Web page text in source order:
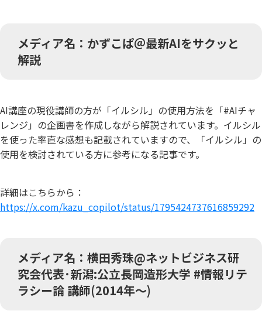
メディア名：かずこぱ＠最新AIをサクッと
解説
AI講座の現役講師の方が「イルシル」の使用方法を「#AIチャ
レンジ」の企画書を作成しながら解説されています。イルシル
を使った率直な感想も記載されていますので、「イルシル」の
使用を検討されている方に参考になる記事です。
詳細はこちらから：
https://x.com/kazu_copilot/status/1795424737616859292
メディア名：横田秀珠@ネットビジネス研
究会代表･新潟:公立長岡造形大学 #情報リテ
ラシー論 講師(2014年〜)